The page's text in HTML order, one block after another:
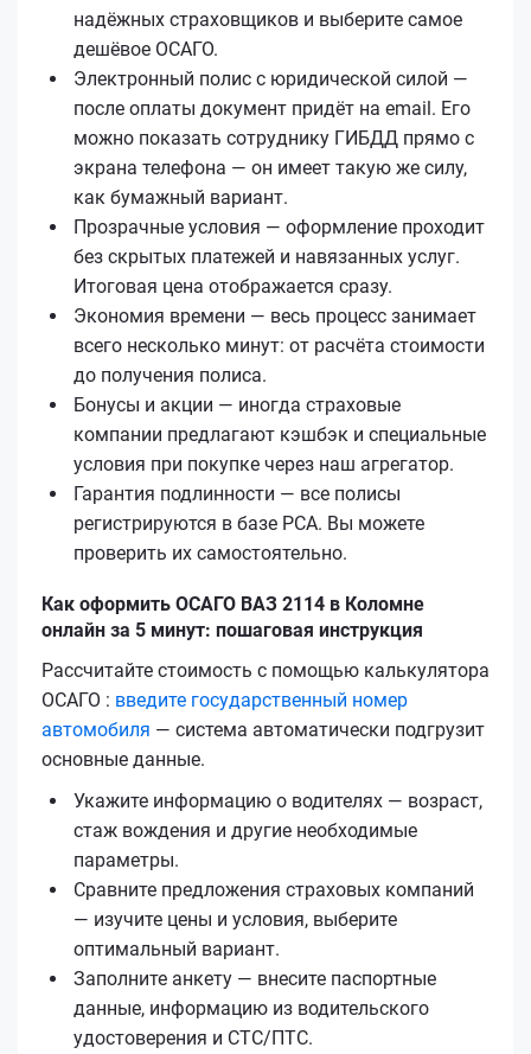
надёжных страховщиков и выберите самое
дешёвое ОСАГО.
Электронный полис с юридической силой —
после оплаты документ придёт на email. Его
можно показать сотруднику ГИБДД прямо с
экрана телефона — он имеет такую же силу,
как бумажный вариант.
Прозрачные условия — оформление проходит
без скрытых платежей и навязанных услуг.
Итоговая цена отображается сразу.
Экономия времени — весь процесс занимает
всего несколько минут: от расчёта стоимости
до получения полиса.
Бонусы и акции — иногда страховые
компании предлагают кэшбэк и специальные
условия при покупке через наш агрегатор.
Гарантия подлинности — все полисы
регистрируются в базе РСА. Вы можете
проверить их самостоятельно.
Как оформить ОСАГО ВАЗ 2114 в Коломне
онлайн за 5 минут: пошаговая инструкция
Рассчитайте стоимость с помощью калькулятора
ОСАГО : введите государственный номер
автомобиля — система автоматически подгрузит
основные данные.
Укажите информацию о водителях — возраст,
стаж вождения и другие необходимые
параметры.
Сравните предложения страховых компаний
— изучите цены и условия, выберите
оптимальный вариант.
Заполните анкету — внесите паспортные
данные, информацию из водительского
удостоверения и СТС/ПТС.